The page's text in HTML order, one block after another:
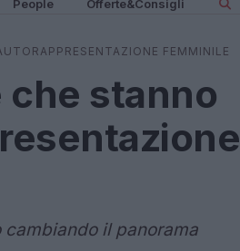
People Offerte&Consigli
FEMMINILE
che stanno
il panorama